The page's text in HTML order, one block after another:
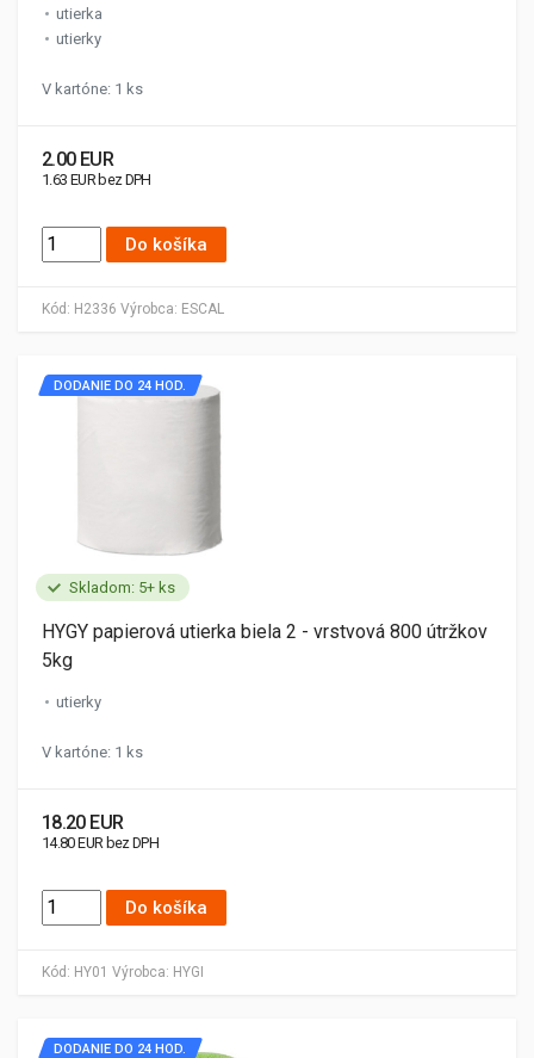
Kód: H2336 Výrobca: ESCAL
utierka
utierky
V kartóne: 1 ks
2.00 EUR
1.63 EUR bez DPH
Do košíka
Skladom: 5+ ks
Kód: HY01 Výrobca: HYGI
DODANIE DO 24 HOD.
HYGY papierová utierka biela 2 - vrstvová 800 útržkov
5kg
utierky
V kartóne: 1 ks
18.20 EUR
14.80 EUR bez DPH
Do košíka
DODANIE DO 24 HOD.